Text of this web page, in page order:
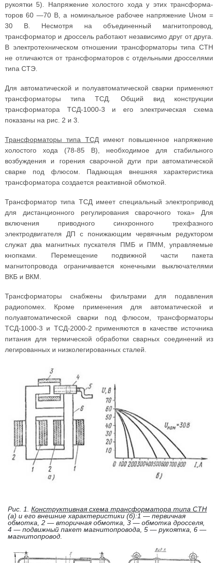
рукоятки 5). Напряжение холостого хода у этих трансформа­
торов 60 —70 В, а номинальное рабочее напряжение Uном =
30 В. Несмотря на объединенный магнитопровод,
трансформатор и дроссель работают независимо друг от друга.
В электротехническом отношении трансформаторы типа СТН
не отличаются от трансформаторов с отдельными дросселями
типа СТЭ.
Для автоматической и полуавтоматической сварки применяют
трансформаторы типа ТСД. Общий вид конструкции
трансформатора ТСД-1000-3 и его электрическая схема
показаны на рис. 2 и 3.
Трансформаторы типа ТСД имеют повышенное напряжение
холостого хода (78-85 В), необходимое для стабильного
возбуждения и горения сварочной дуги при автоматической
сварке под флюсом. Падающая внешняя характеристика
трансформатора создается реактивной обмоткой.
Трансформатор типа ТСД имеет специальный электропривод
для дистанционного регулирования сварочного тока» Для
включения приводного синхронного трехфазного
электродвигателя ДП с понижающим червячным редуктором
служат два магнитных пускателя ПМБ и ПММ, управляемые
кнопками. Перемещение подвижной части пакета
магнитопровода ограничивается конечными выключателями
ВКБ и ВКМ.
Трансформаторы снабжены фильтрами для подавления
радиопомех. Кроме применения для автоматической и
полуавтоматической сварки под флюсом, трансформаторы
ТСД-1000-3 и ТСД-2000-2 применяются в качестве источника
питания для термической обработки сварных соединений из
легированных и низколегированных сталей.
Рис. 1. Конструктивная схема трансформатора типа СТН
(а) и его внешние характеристики (б):1 — первичная
обмотка, 2 — вторичная обмотка, 3 — обмотка дросселя,
4 — подвижный пакет магнитопровода, 5 — рукоятка, 6 —
магнитопровод.